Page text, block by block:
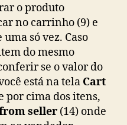
o produto
no carrinho (9) e
só vez. Caso
do mesmo
se o valor do
está na tela Cart
por cima dos itens,
seller (14) onde